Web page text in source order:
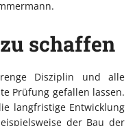
schaffen
Disziplin und alle
Prüfung gefallen lassen.
langfristige Entwicklung
der Bau der